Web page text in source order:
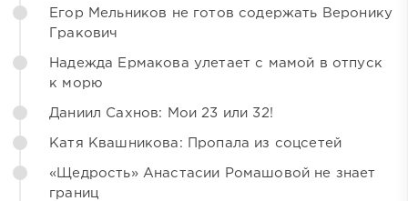
Егор Мельников не готов содержать Веронику
Гракович
Надежда Ермакова улетает с мамой в отпуск
к морю
Даниил Сахнов: Мои 23 или 32!
Катя Квашникова: Пропала из соцсетей
«Щедрость» Анастасии Ромашовой не знает
границ